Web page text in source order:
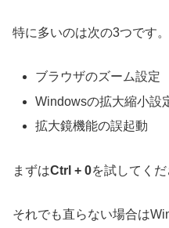
特に多いのは次の3つです。
ブラウザのズーム設定
Windowsの拡大縮小設
拡大鏡機能の誤起動
まずはCtrl + 0を試してくだ
それでも直らない場合は